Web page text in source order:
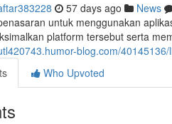
57 days ago News
untuk menggunakan
platform tersebut serta
blog.com/
Who Upvoted